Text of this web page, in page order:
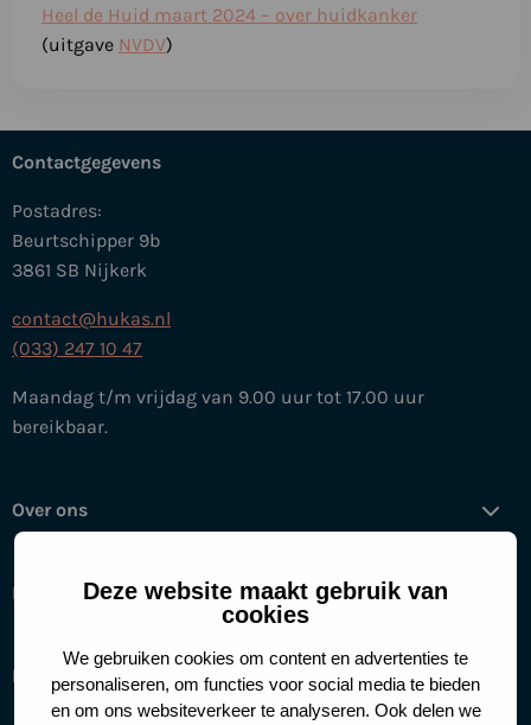
Deze website maakt gebruik van
cookies
We gebruiken cookies om content en advertenties te
personaliseren, om functies voor social media te bieden
en om ons websiteverkeer te analyseren. Ook delen we
Heel de Huid maart 2024 – over huidkanker
(uitgave NVDV)
Contactgegevens
Postadres:
Beurtschipper 9b
3861 SB Nijkerk
contact@hukas.nl
(033) 247 10 47
Maandag t/m vrijdag van 9.00 uur tot 17.00 uur
bereikbaar.
Over ons
Help mee
Handige links